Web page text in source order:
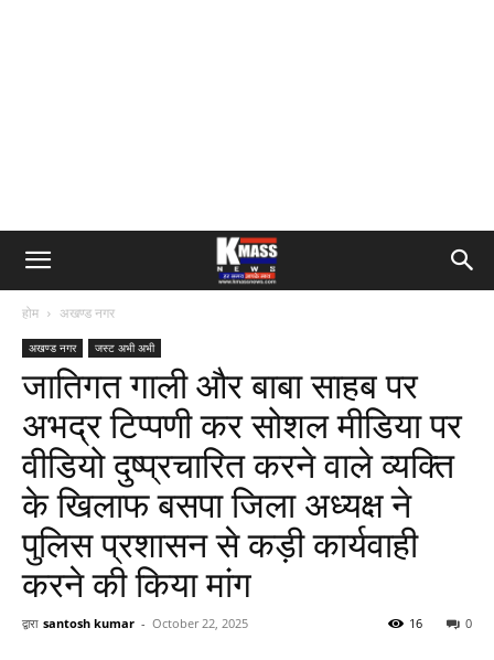
होम अखण्ड नगर
अखण्ड नगर जस्ट अभी अभी
जातिगत गाली और बाबा साहब पर
अभद्र टिप्पणी कर सोशल मीडिया पर
वीडियो दुष्प्रचारित करने वाले व्यक्ति
के खिलाफ बसपा जिला अध्यक्ष ने
पुलिस प्रशासन से कड़ी कार्यवाही
करने की किया मांग
द्वारा santosh kumar - October 22, 2025 0
16